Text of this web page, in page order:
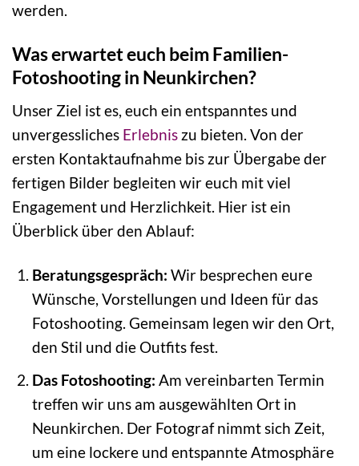
werden.
Was erwartet euch beim Familien-
Fotoshooting in Neunkirchen?
Unser Ziel ist es, euch ein entspanntes und
unvergessliches Erlebnis zu bieten. Von der
ersten Kontaktaufnahme bis zur Übergabe der
fertigen Bilder begleiten wir euch mit viel
Engagement und Herzlichkeit. Hier ist ein
Überblick über den Ablauf:
Beratungsgespräch: Wir besprechen eure
Wünsche, Vorstellungen und Ideen für das
Fotoshooting. Gemeinsam legen wir den Ort,
den Stil und die Outfits fest.
Das Fotoshooting: Am vereinbarten Termin
treffen wir uns am ausgewählten Ort in
Neunkirchen. Der Fotograf nimmt sich Zeit,
um eine lockere und entspannte Atmosphäre